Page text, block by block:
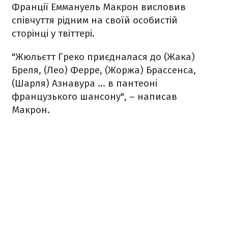
Франції Еммануель Макрон висловив
співчуття рідним на своїй особистій
сторінці у твіттері.
"Жюльєтт Греко приєдналася до (Жака)
Бреля, (Лео) Ферре, (Жоржа) Брассенса,
(Шарля) Азнавура … в пантеоні
французького шансону", – написав
Макрон.